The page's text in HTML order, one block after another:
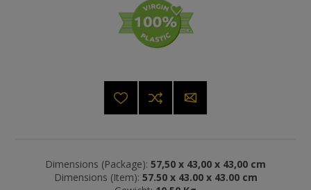
Dimensions (Package): 57,50 x 43,00 x 43,00 cm
Dimensions (Item): 57.50 x 43.00 x 43.00 cm